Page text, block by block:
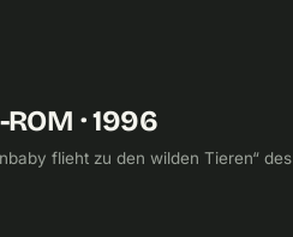
· 1996
flieht zu den wilden Tieren“ des